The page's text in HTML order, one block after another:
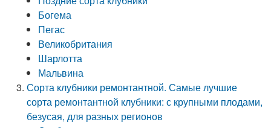
Богема
Пегас
Великобритания
Шарлотта
Мальвина
Сорта клубники ремонтантной. Самые лучшие
сорта ремонтантной клубники: с крупными плодами,
безусая, для разных регионов